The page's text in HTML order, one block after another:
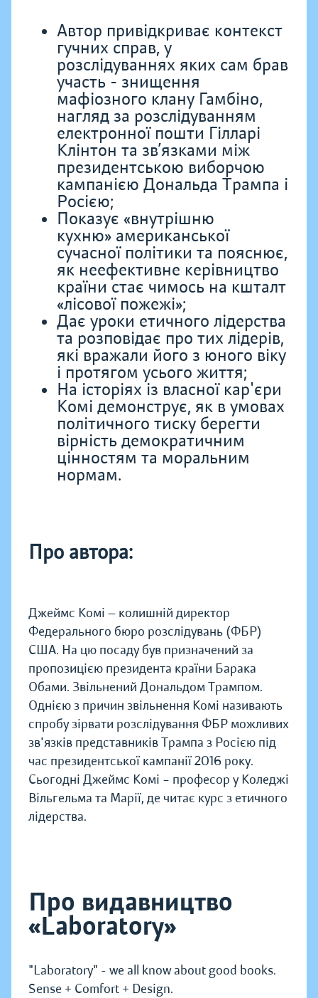
Автор привідкриває контекст
гучних справ, у
розслідуваннях яких сам брав
участь - знищення
мафіозного клану Гамбіно,
нагляд за розслідуванням
електронної пошти Гілларі
Клінтон та зв’язками між
президентською виборчою
кампанією Дональда Трампа і
Росією;
Показує «внутрішню
кухню» американської
сучасної політики та пояснює,
як неефективне керівництво
країни стає чимось на кшталт
«лісової пожежі»;
Дає уроки етичного лідерства
та розповідає про тих лідерів,
які вражали його з юного віку
і протягом усього життя;
На історіях із власної кар'єри
Комі демонструє, як в умовах
політичного тиску берегти
вірність демократичним
цінностям та моральним
нормам.
Про автора:
Джеймс Комі — колишній директор
Федерального бюро розслідувань (ФБР)
США. На цю посаду був призначений за
пропозицією президента країни Барака
Обами. Звільнений Дональдом Трампом.
Однією з причин звільнення Комі називають
спробу зірвати розслідування ФБР можливих
зв'язків представників Трампа з Росією під
час президентської кампанії 2016 року.
Сьогодні Джеймс Комі – професор у Коледжі
Вільгельма та Марії, де читає курс з етичного
лідерства.
Про видавництво
«Laboratory»
"Laboratory" - we all know about good books.
Sense + Comfort + Design.